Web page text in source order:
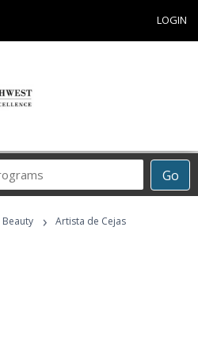
LOGIN
Go
Career
Programs
Beauty › Artista de Cejas